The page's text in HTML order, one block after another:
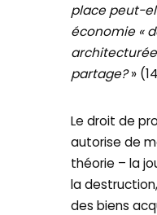
place peut-
économie «
partage?»
Le droit de
autorise de
théorie – la
la
des biens